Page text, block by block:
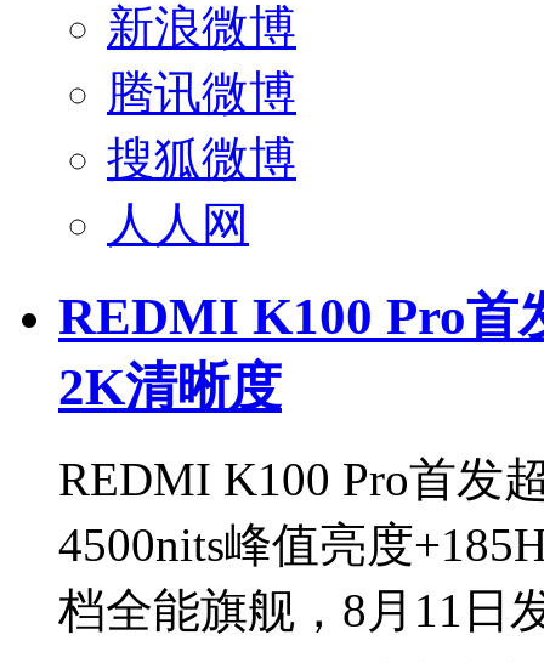
新浪微博
腾讯微博
搜狐微博
人人网
REDMI K100 Pro首
2K清晰度
REDMI K100 Pro首发
4500nits峰值亮度
档全能旗舰，8月11日